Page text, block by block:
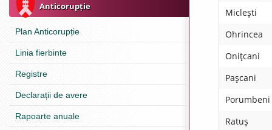
Anticorupție
Plan Anticorupție
Linia fierbinte
Registre
Declarații de avere
Rapoarte anuale
Micleşti
Ohrincea
Oniţcani
Paşcani
Porumbeni
Ratuş